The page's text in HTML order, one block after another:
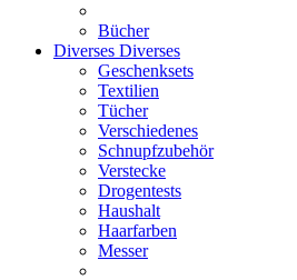
Bücher
Diverses Diverses
Geschenksets
Textilien
Tücher
Verschiedenes
Schnupfzubehör
Verstecke
Drogentests
Haushalt
Haarfarben
Messer